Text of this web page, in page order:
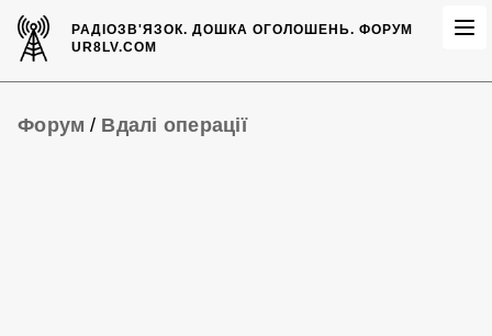
РАДІОЗВ'ЯЗОК.ДОШКА ОГОЛОШЕНЬ. ФОРУМ
UR8LV.COM
Форум / Вдалі операції